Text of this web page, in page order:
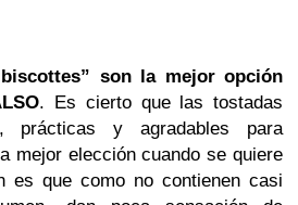
son la mejor opción
. Es cierto que las tostadas
prácticas y agradables para
mejor elección cuando se quiere
es que como no contienen casi